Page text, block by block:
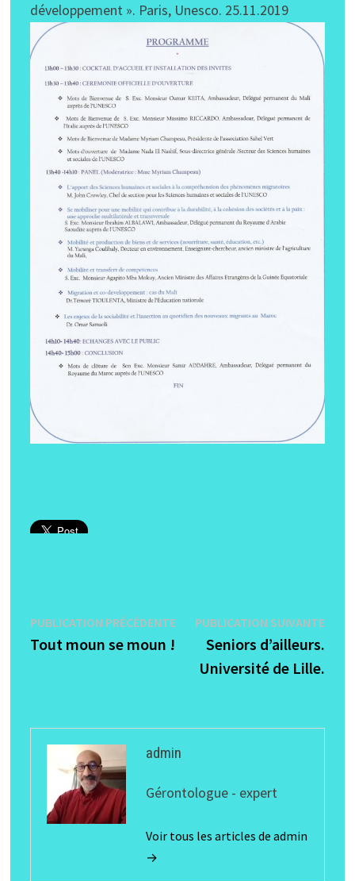
développement ». Paris, Unesco. 25.11.2019
Navigation
de
PUBLICATION PRÉCÉDENTEPublication
précédente :
Tout moun se moun !
PUBLICATION SUIVANTE
Seniors d’ailleurs.
Université de Lille.
admin
Gérontologue - expert
Voir tous les articles de admin
→